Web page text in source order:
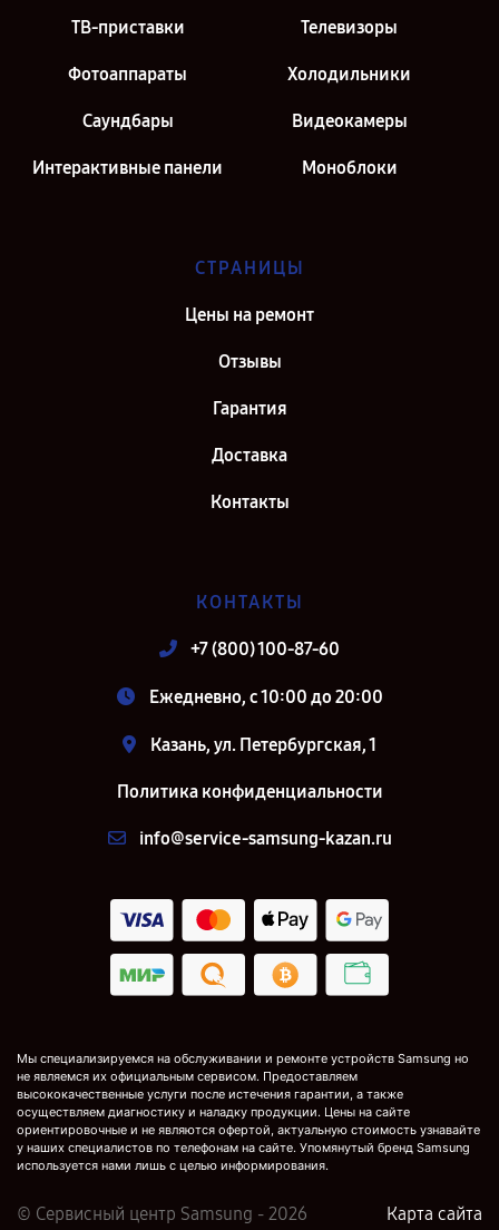
ТВ-приставки Телевизоры
Фотоаппараты Холодильники
Саундбары Видеокамеры
Интерактивные панели Моноблоки
СТРАНИЦЫ
Цены на ремонт
Отзывы
Гарантия
Доставка
Контакты
КОНТАКТЫ
+7 (800) 100-87-60
Ежедневно, с 10:00 до 20:00
Казань, ул. Петербургская, 1
Политика конфиденциальности
info@service-samsung-kazan.ru
Мы специализируемся на обслуживании и ремонте устройств Samsung но
не являемся их официальным сервисом. Предоставляем
высококачественные услуги после истечения гарантии, а также
осуществляем диагностику и наладку продукции. Цены на сайте
ориентировочные и не являются офертой, актуальную стоимость узнавайте
у наших специалистов по телефонам на сайте. Упомянутый бренд Samsung
используется нами лишь с целью информирования.
© Сервисный центр Samsung - 2026 Карта сайта